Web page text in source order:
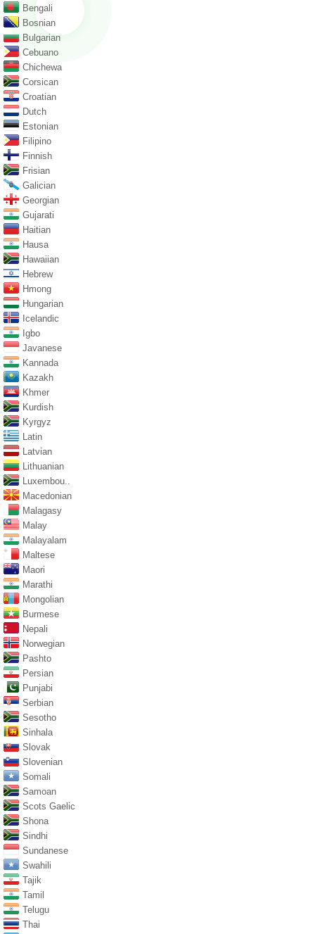
Bengali
Bosnian
Bulgarian
Cebuano
Chichewa
Corsican
Croatian
Dutch
Estonian
Filipino
Finnish
Frisian
Galician
Georgian
Gujarati
Haitian
Hausa
Hawaiian
Hebrew
Hmong
Hungarian
Icelandic
Igbo
Javanese
Kannada
Kazakh
Khmer
Kurdish
Kyrgyz
Latin
Latvian
Lithuanian
Luxembou..
Macedonian
Malagasy
Malay
Malayalam
Maltese
Maori
Marathi
Mongolian
Burmese
Nepali
Norwegian
Pashto
Persian
Punjabi
Serbian
Sesotho
Sinhala
Slovak
Slovenian
Somali
Samoan
Scots Gaelic
Shona
Sindhi
Sundanese
Swahili
Tajik
Tamil
Telugu
Thai